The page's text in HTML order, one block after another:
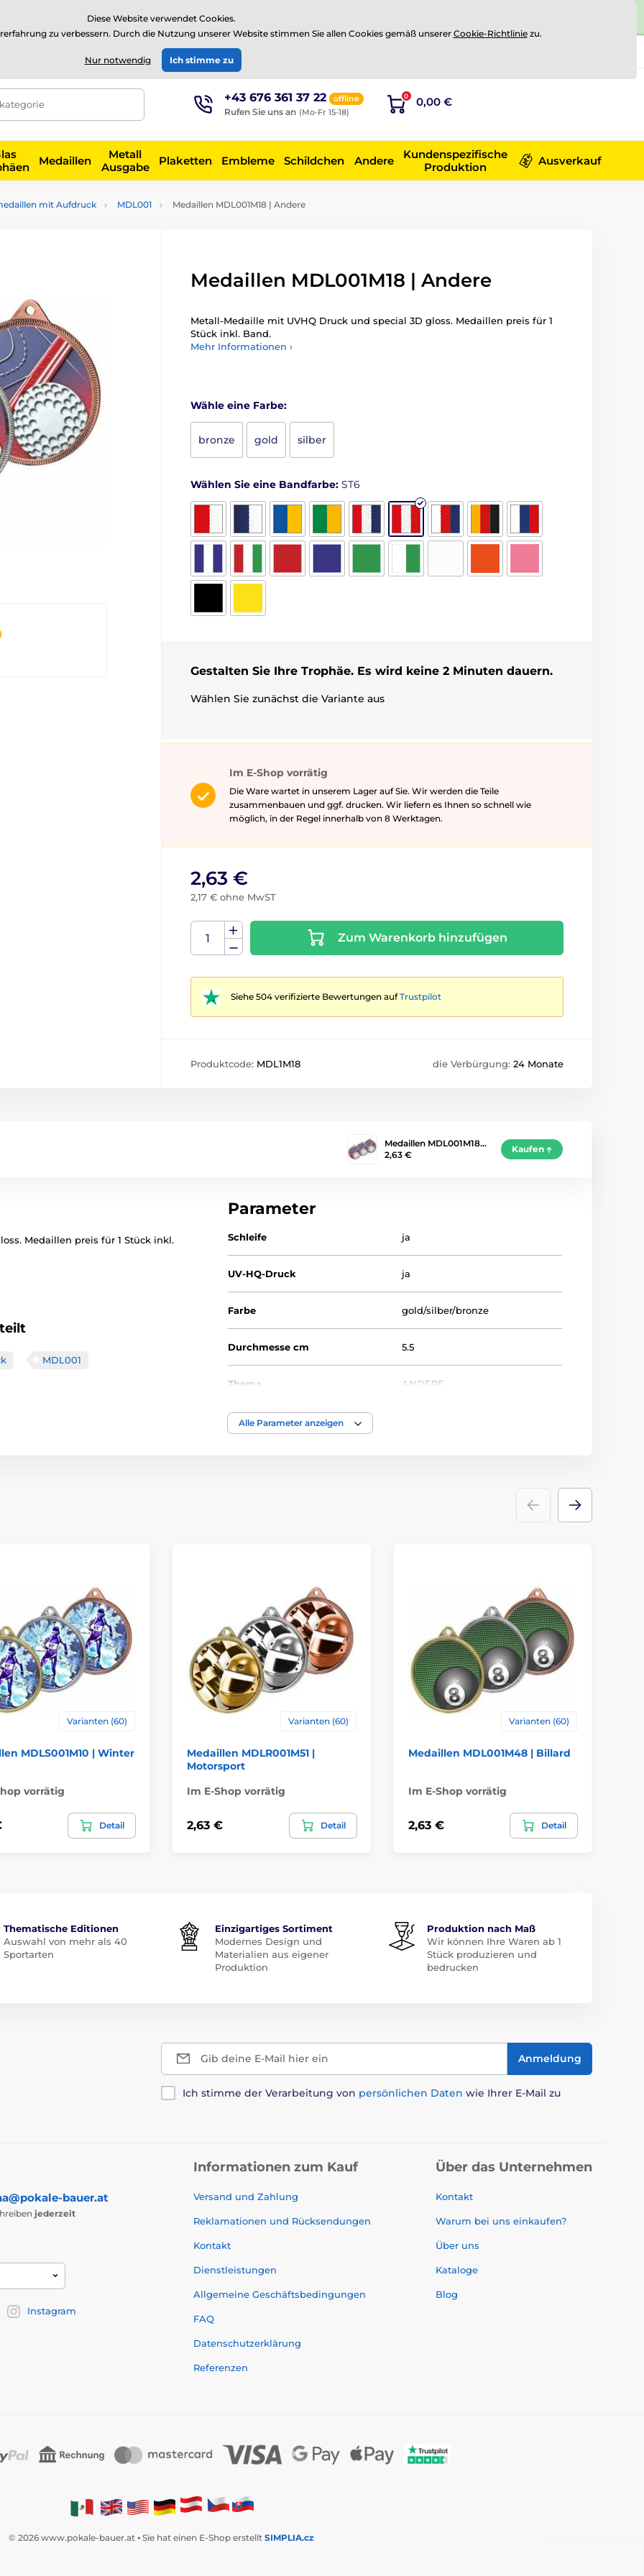
⭐Siehe 504 verifizierte Bewertungen aufTrustpilot
EUR
+43 676 361 37 22 offline
Rufen Sie uns an (Mo-Fr 15-18)
0 0,00 €
Medaillen
Metall
Ausgabe
Plaketten Embleme Schildchen Andere
Kundenspezifische
Produktion
Ausverkauf
mit Aufdruck MDL001 Medaillen MDL001M18 | Andere
Medaillen MDL001M18 | Andere
Metall-Medaille mit UVHQ Druck und special 3D gloss. Medaillen preis für 1
Stück inkl. Band.
Mehr Informationen ›
Wähle eine Farbe:
bronze gold silber
Wählen Sie eine Bandfarbe: ST6
Gestalten Sie Ihre Trophäe. Es wird keine 2 Minuten dauern.
Wählen Sie zunächst die Variante aus
Im E-Shop vorrätig
Die Ware wartet in unserem Lager auf Sie. Wir werden die Teile
zusammenbauen und ggf. drucken. Wir liefern es Ihnen so schnell wie
möglich, in der Regel innerhalb von 8 Werktagen.
2,63 €
2,17 € ohne MwST
Zum Warenkorb hinzufügen
Siehe 504 verifizierte Bewertungen aufTrustpilot
Produktcode: MDL1M18 die Verbürgung: 24 Monate
Medaillen MDL001M18…
2,63 €
Kaufen
Medaillen preis für 1 Stück inkl.
MDL001
Parameter
Schleife ja
UV-HQ-Druck ja
Farbe gold/silber/bronze
Durchmesse cm 5.5
Thema ANDERE
Auszeichnungstyp
Alle Parameter anzeigen
Varianten (60)
MDLS001M10 | Winter
vorrätig
Detail
Varianten (60)
Medaillen MDLR001M51 |
Motorsport
Im E-Shop vorrätig
2,63 € Detail
Varianten (60)
Medaillen MDL001M48 | Billard
Im E-Shop vorrätig
2,63 € Detail
Thematische Editionen
Auswahl von mehr als 40
Sportarten
Einzigartiges Sortiment
Modernes Design und
Materialien aus eigener
Produktion
Produktion nach Maß
Wir können Ihre Waren ab 1
Stück produzieren und
bedrucken
Gib deine E-Mail hier ein Anmeldung
Ich stimme der Verarbeitung von persönlichen Daten wie Ihrer E-Mail zu
bauer.at
jederzeit
Instagram
Informationen zum Kauf
Versand und Zahlung
Reklamationen und Rücksendungen
Kontakt
Dienstleistungen
Allgemeine Geschäftsbedingungen
FAQ
Datenschutzerklärung
Referenzen
Über das Unternehmen
Kontakt
Warum bei uns einkaufen?
Über uns
Kataloge
Blog
© 2026 www.pokale-bauer.at ⦁ Sie hat einen E-Shop erstellt SIMPLIA.cz
Diese Website verwendet Cookies.
zu verbessern. Durch die Nutzung unserer Website stimmen Sie allen Cookies gemäß unserer Cookie-Richtliniezu.
Nur notwendig Ich stimme zu